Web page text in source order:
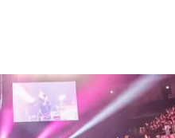
定！FOD番組ページはコチラ【キャ
山中一輝（AmBitious）吉田伶香仲吉
「恋愛革命」（「LINEマンガ」連載
吻の手引き」（MR8 / MIJ Quality